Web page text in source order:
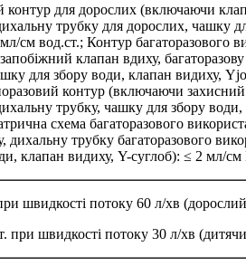
контур для дорослих (включаючи
трубку для дорослих, чашку
см вод.ст.; Контур багаторазового
клапан вдиху,
для збору води, клапан видиху,
контур (включаючи
трубку, чашку для збору
схема багаторазового
дихальну трубку багаторазового
клапан видиху, Y-суглоб): ≤ 2 мл/
швидкості потоку 60 л/хв
при швидкості потоку 30 л/хв